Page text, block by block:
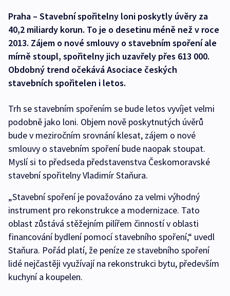
Praha – Stavební spořitelny loni poskytly úvěry za
40,2 miliardy korun. To je o desetinu méně než v roce
2013. Zájem o nové smlouvy o stavebním spoření ale
mírně stoupl, spořitelny jich uzavřely přes 613 000.
Obdobný trend očekává Asociace českých
stavebních spořitelen i letos.
Trh se stavebním spořením se bude letos vyvíjet velmi
podobně jako loni. Objem nově poskytnutých úvěrů
bude v meziročním srovnání klesat, zájem o nové
smlouvy o stavebním spoření bude naopak stoupat.
Myslí si to předseda představenstva Českomoravské
stavební spořitelny Vladimír Staňura.
„Stavební spoření je považováno za velmi výhodný
instrument pro rekonstrukce a modernizace. Tato
oblast zůstává stěžejním pilířem činností v oblasti
financování bydlení pomocí stavebního spoření,“ uvedl
Staňura. Pořád platí, že peníze ze stavebního spoření
lidé nejčastěji využívají na rekonstrukci bytu, především
kuchyní a koupelen.